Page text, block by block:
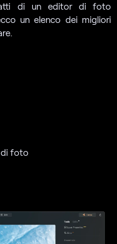
di un editor di foto
un elenco dei migliori
di foto